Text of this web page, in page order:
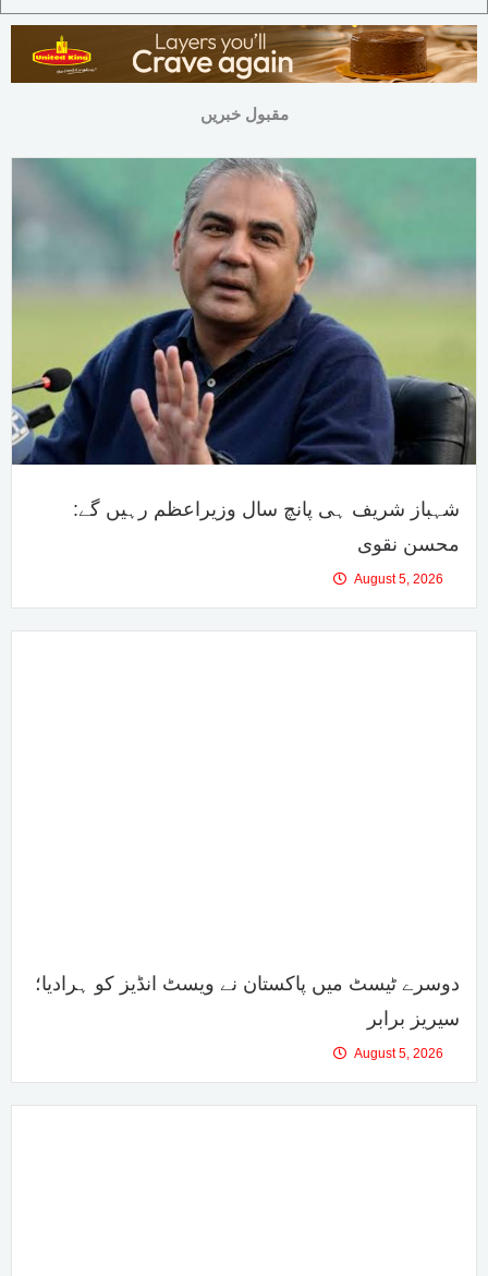
مقبول خبریں
شہباز شریف ہی پانچ سال وزیراعظم رہیں گے:
محسن نقوی
August 5, 2026
دوسرے ٹیسٹ میں پاکستان نے ویسٹ انڈیز کو ہرادیا؛
سیریز برابر
August 5, 2026